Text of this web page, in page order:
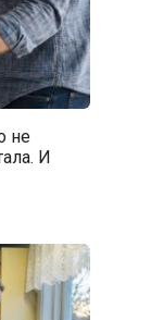
не
И